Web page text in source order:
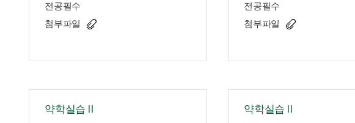
전공필수
첨부파일
전공필수
첨부파일
약학실습Ⅱ 약학실습Ⅱ